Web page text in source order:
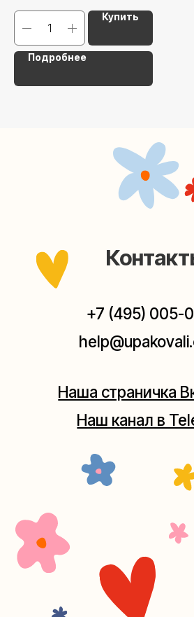
Купить
Подробнее
Москва, ул.Плющиха, дом 42
Мастерская на Таганке
+7 (980) 156-03-13
Наш канал в Telegram
Наша страничка Вконтакте